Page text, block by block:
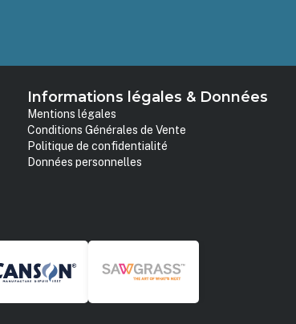
Informations légales & Données
Mentions légales
Conditions Générales de Vente
Politique de confidentialité
Données personnelles